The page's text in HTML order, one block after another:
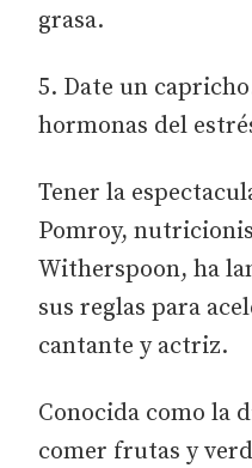
grasa.
5. Date un
hormonas del
Tener la
Pomroy,
Witherspoon, ha
sus reglas para
cantante y actriz.
Conocida como la
comer frutas y